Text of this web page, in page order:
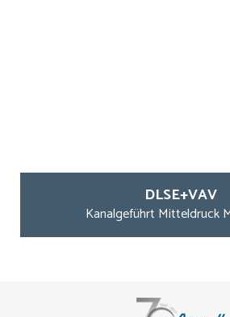
DLSE+VAV
Kanalgeführt Mitteldruck